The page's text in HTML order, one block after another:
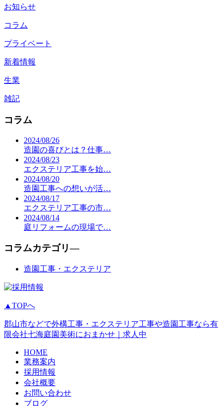
お知らせ
コラム
プライベート
新着情報
生業
雑記
コラム
2024/08/26
造園の喜びとは？仕事…
2024/08/23
エクステリア工事を始…
2024/08/20
造園工事への想いが活…
2024/08/17
エクステリア工事の市…
2024/08/14
庭リフォームの現場で…
コラムカテゴリ―
造園工事・エクステリア
▲TOPへ
郡山市などで外構工事・エクステリア工事や造園工事なら有
限会社七海庭園美術におまかせ｜求人中
HOME
業務案内
採用情報
会社概要
お問い合わせ
ブログ